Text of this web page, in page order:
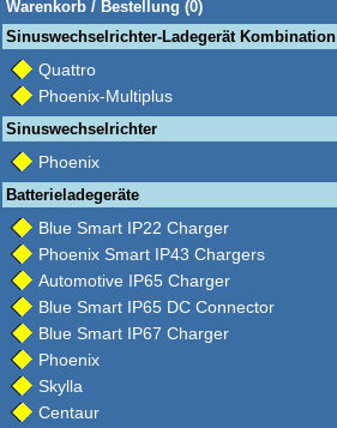
Warenkorb / Bestellung (0)
Sinuswechselrichter-Ladegerät Kombination
Quattro
Phoenix-Multiplus
Sinuswechselrichter
Phoenix
Batterieladegeräte
Blue Smart IP22 Charger
Phoenix Smart IP43 Chargers
Automotive IP65 Charger
Blue Smart IP65 DC Connector
Blue Smart IP67 Charger
Phoenix
Skylla
Centaur